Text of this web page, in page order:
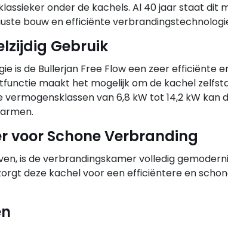
onder de kachels. Al 40 jaar staat dit
bouw en efficiënte
Gebruik
is de Bullerjan Free Flow een zeer efficiënte
maakt het mogelijk om de kachel
van 6,8 kW tot 14,2 kW kan
voor Schone Verbranding
is de verbrandingskamer volledig
deze kachel voor een efficiëntere en